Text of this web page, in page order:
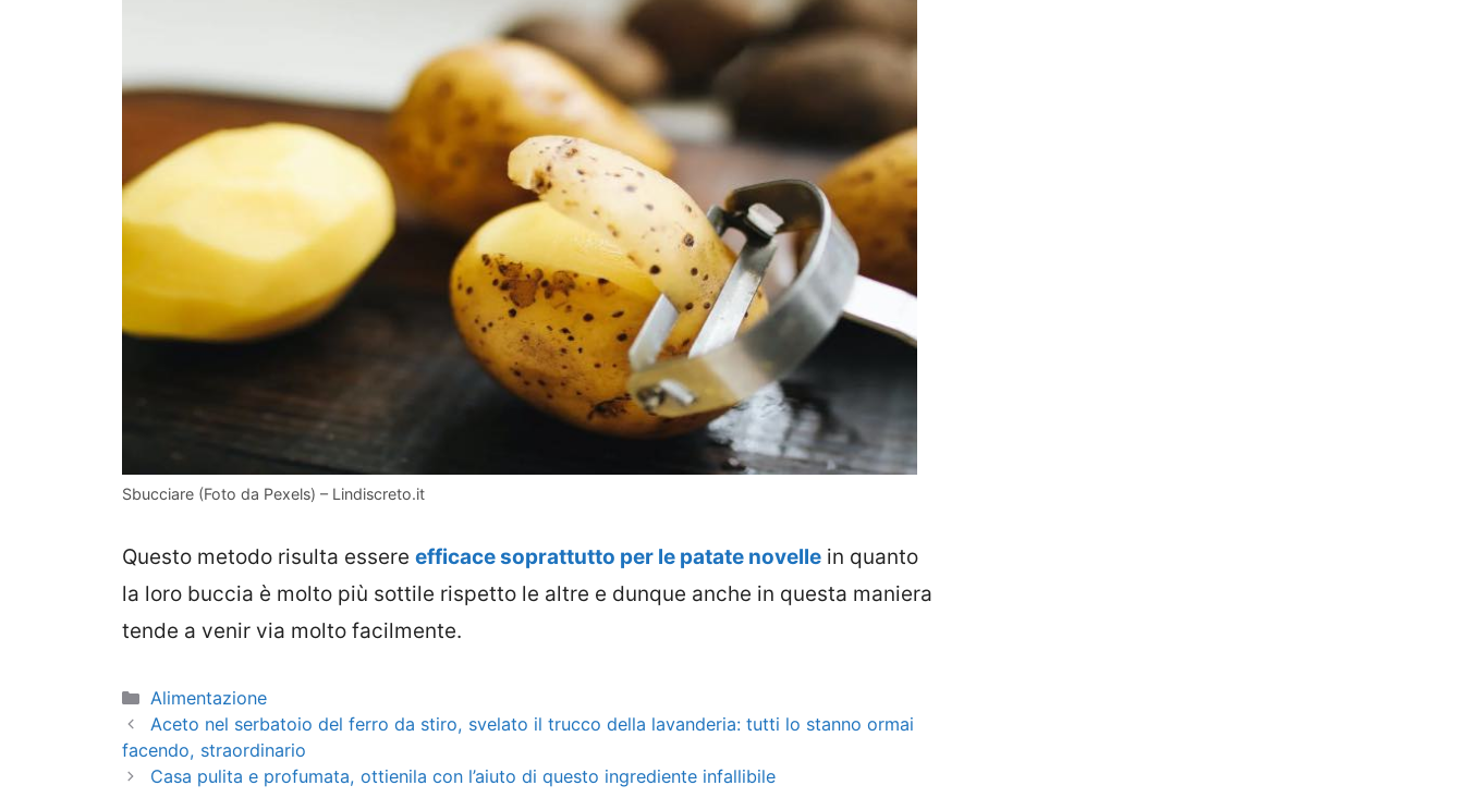
Sbucciare (Foto da Pexels) – Lindiscreto.it
Questo metodo risulta essere efficace soprattutto per le patate novelle in quanto
la loro buccia è molto più sottile rispetto le altre e dunque anche in questa maniera
tende a venir via molto facilmente.
Categorie
Alimentazione
Aceto nel serbatoio del ferro da stiro, svelato il trucco della lavanderia: tutti lo stanno ormai
facendo, straordinario
Casa pulita e profumata, ottienila con l’aiuto di questo ingrediente infallibile